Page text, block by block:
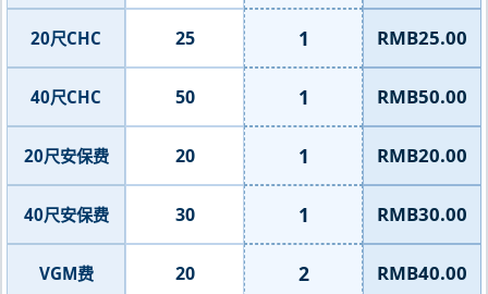
20尺CHC 25 1 RMB25.00
40尺CHC 50 1 RMB50.00
20尺安保费 20 1 RMB20.00
40尺安保费 30 1 RMB30.00
VGM费 20 2 RMB40.00